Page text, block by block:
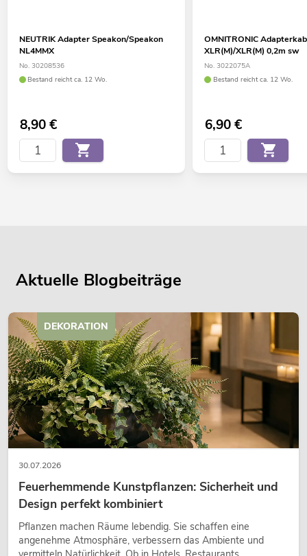
NEUTRIK Adapter Speakon/Speakon
NL4MMX
No. 30208536
Bestand reicht ca. 12 Wo.
8,90€
OMNITRONIC
XLR(M)/XLR(M) 0,2m sw
No. 3022075A
Bestand reicht ca. 12 Wo.
6,90€
Aktuelle Blogbeiträge
30.07.2026
Feuerhemmende Kunstpflanzen: Sicherheit und
Design perfekt kombiniert
Pflanzen machen Räume lebendig. Sie schaffen eine
angenehme Atmosphäre, verbessern das Ambiente und
DEKORATION